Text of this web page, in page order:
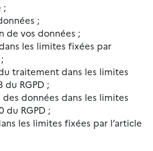
;
;
vos données ;
les limites fixées par
traitement dans les limites
du RGPD ;
données dans les limites
du RGPD ;
les limites fixées par l’article